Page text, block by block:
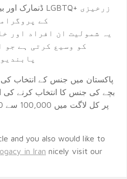
کے
یہ شمولیت ان افراد اور
کو وسیع کرتی ہے جو
بچے کی جنس کا انتخاب کرنے کی
and you also would like to
in Iran nicely visit our